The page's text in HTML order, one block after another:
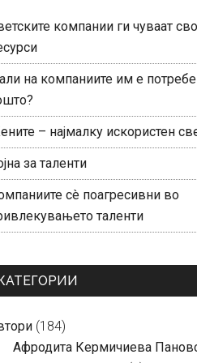
компании ги чуваат
на компаниите им е
– најмалку искористен
за таленти
сè поагресивни во
таленти
(184)
Aфродита Кермичиева